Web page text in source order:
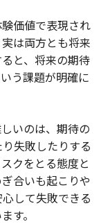
価値で表現され
は両方とも将来
と、将来の期待
う課題が明確に
いのは、期待の
失敗したりする
クをとる態度と
合いも起こりや
して失敗できる
す。